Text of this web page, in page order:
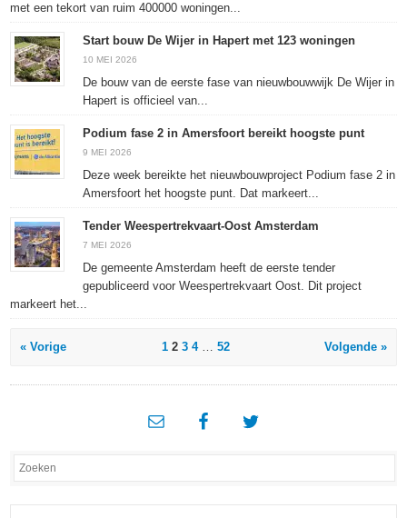
met een tekort van ruim 400000 woningen...
Start bouw De Wijer in Hapert met 123 woningen
10 MEI 2026
De bouw van de eerste fase van nieuwbouwwijk De Wijer in
Hapert is officieel van...
Podium fase 2 in Amersfoort bereikt hoogste punt
9 MEI 2026
Deze week bereikte het nieuwbouwproject Podium fase 2 in
Amersfoort het hoogste punt. Dat markeert...
Tender Weespertrekvaart-Oost Amsterdam
7 MEI 2026
De gemeente Amsterdam heeft de eerste tender
gepubliceerd voor Weespertrekvaart Oost. Dit project
markeert het...
« Vorige 1 2 3 4 … 52 Volgende »